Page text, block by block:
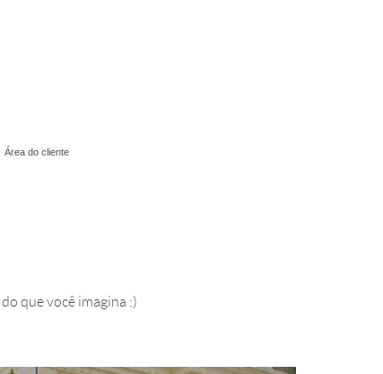
Área do cliente
que você imagina :)